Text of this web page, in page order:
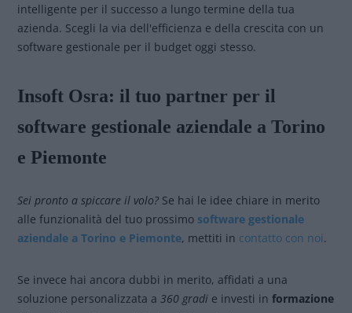
intelligente per il successo a lungo termine della tua
azienda. Scegli la via dell'efficienza e della crescita con un
software gestionale per il budget oggi stesso.
Insoft Osra: il tuo partner per il
software gestionale aziendale a Torino
e Piemonte
Sei pronto a spiccare il volo? Se hai le idee chiare in merito
alle funzionalità del tuo prossimo software gestionale
aziendale a Torino e Piemonte, mettiti in contatto con noi.
Se invece hai ancora dubbi in merito, affidati a una
soluzione personalizzata a360 gradi e investi informazione